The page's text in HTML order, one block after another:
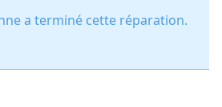
a terminé cette réparation.